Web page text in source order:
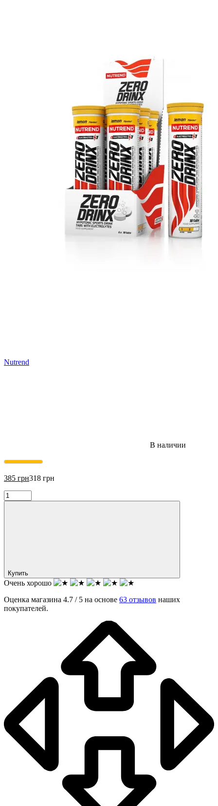
Nutrend
В наличии
385 грн318 грн
Купить
Очень хорошо
Оценка магазина 4.7 / 5 на основе 63 отзывов наших
покупателей.